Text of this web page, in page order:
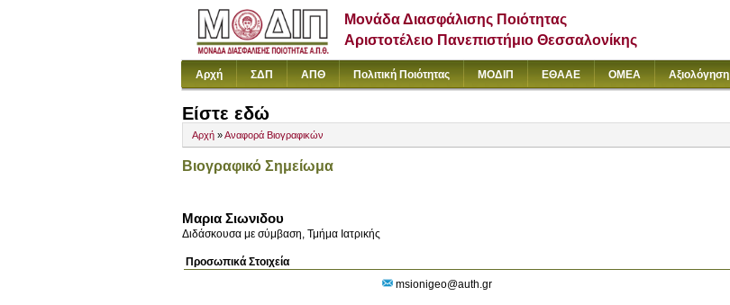
Μονάδα Διασφάλισης Ποιότητας
Αριστοτέλειο Πανεπιστήμιο Θεσσαλονίκης
Αρχή ΣΔΠ ΑΠΘ Πολιτική Ποιότητας ΜΟΔΙΠ ΕΘΑΑΕ ΟΜΕΑ Αξιολόγηση
Είστε εδώ
Αρχή »Αναφορά Βιογραφικών
Βιογραφικό Σημείωμα
Μαρια Σιωνιδου
Διδάσκουσα με σύμβαση, Τμήμα Ιατρικής
Προσωπικά Στοιχεία
msionigeo@auth.gr